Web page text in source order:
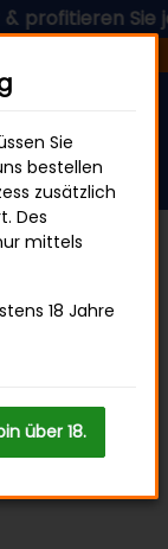
Sie
Sie
bestellen
zusätzlich
Des
mittels
18 Jahre
über 18.